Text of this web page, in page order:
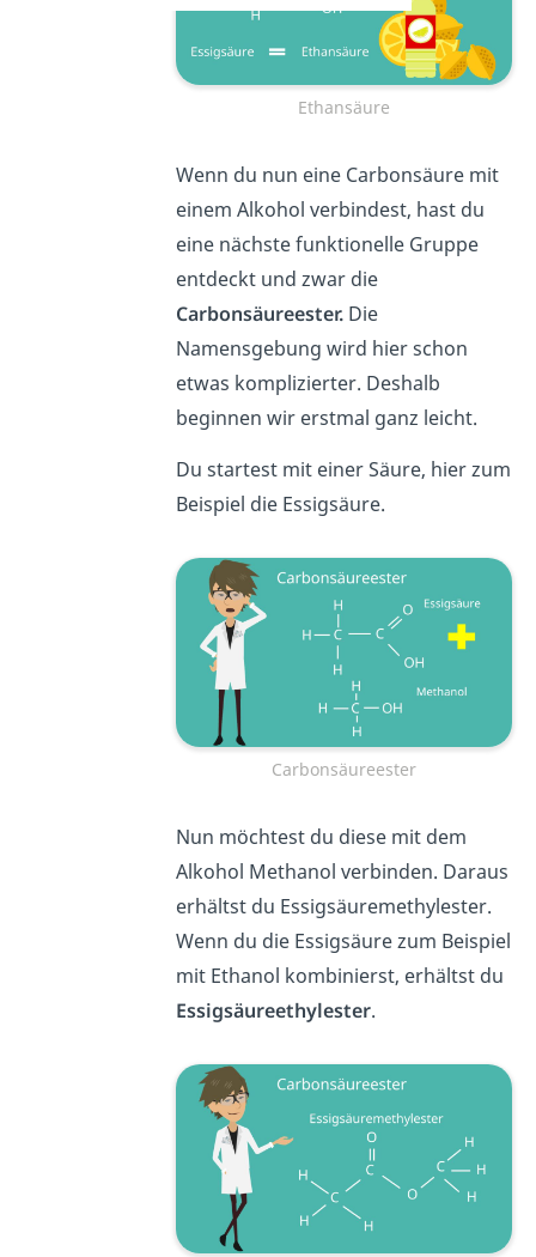
Ethansäure
Wenn du nun eine Carbonsäure mit
einem Alkohol verbindest, hast du
eine nächste funktionelle Gruppe
entdeckt und zwar die
Carbonsäureester. Die
Namensgebung wird hier schon
etwas komplizierter. Deshalb
beginnen wir erstmal ganz leicht.
Du startest mit einer Säure, hier zum
Beispiel die Essigsäure.
Carbonsäureester
Nun möchtest du diese mit dem
Alkohol Methanol verbinden. Daraus
erhältst du Essigsäuremethylester.
Wenn du die Essigsäure zum Beispiel
mit Ethanol kombinierst, erhältst du
Essigsäureethylester.